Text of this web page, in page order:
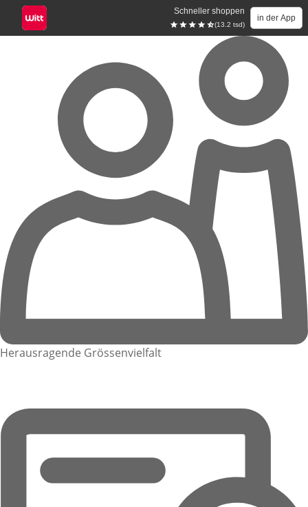
Schneller shoppen
(13.2 tsd)
in der App
Herausragende Grössenvielfalt